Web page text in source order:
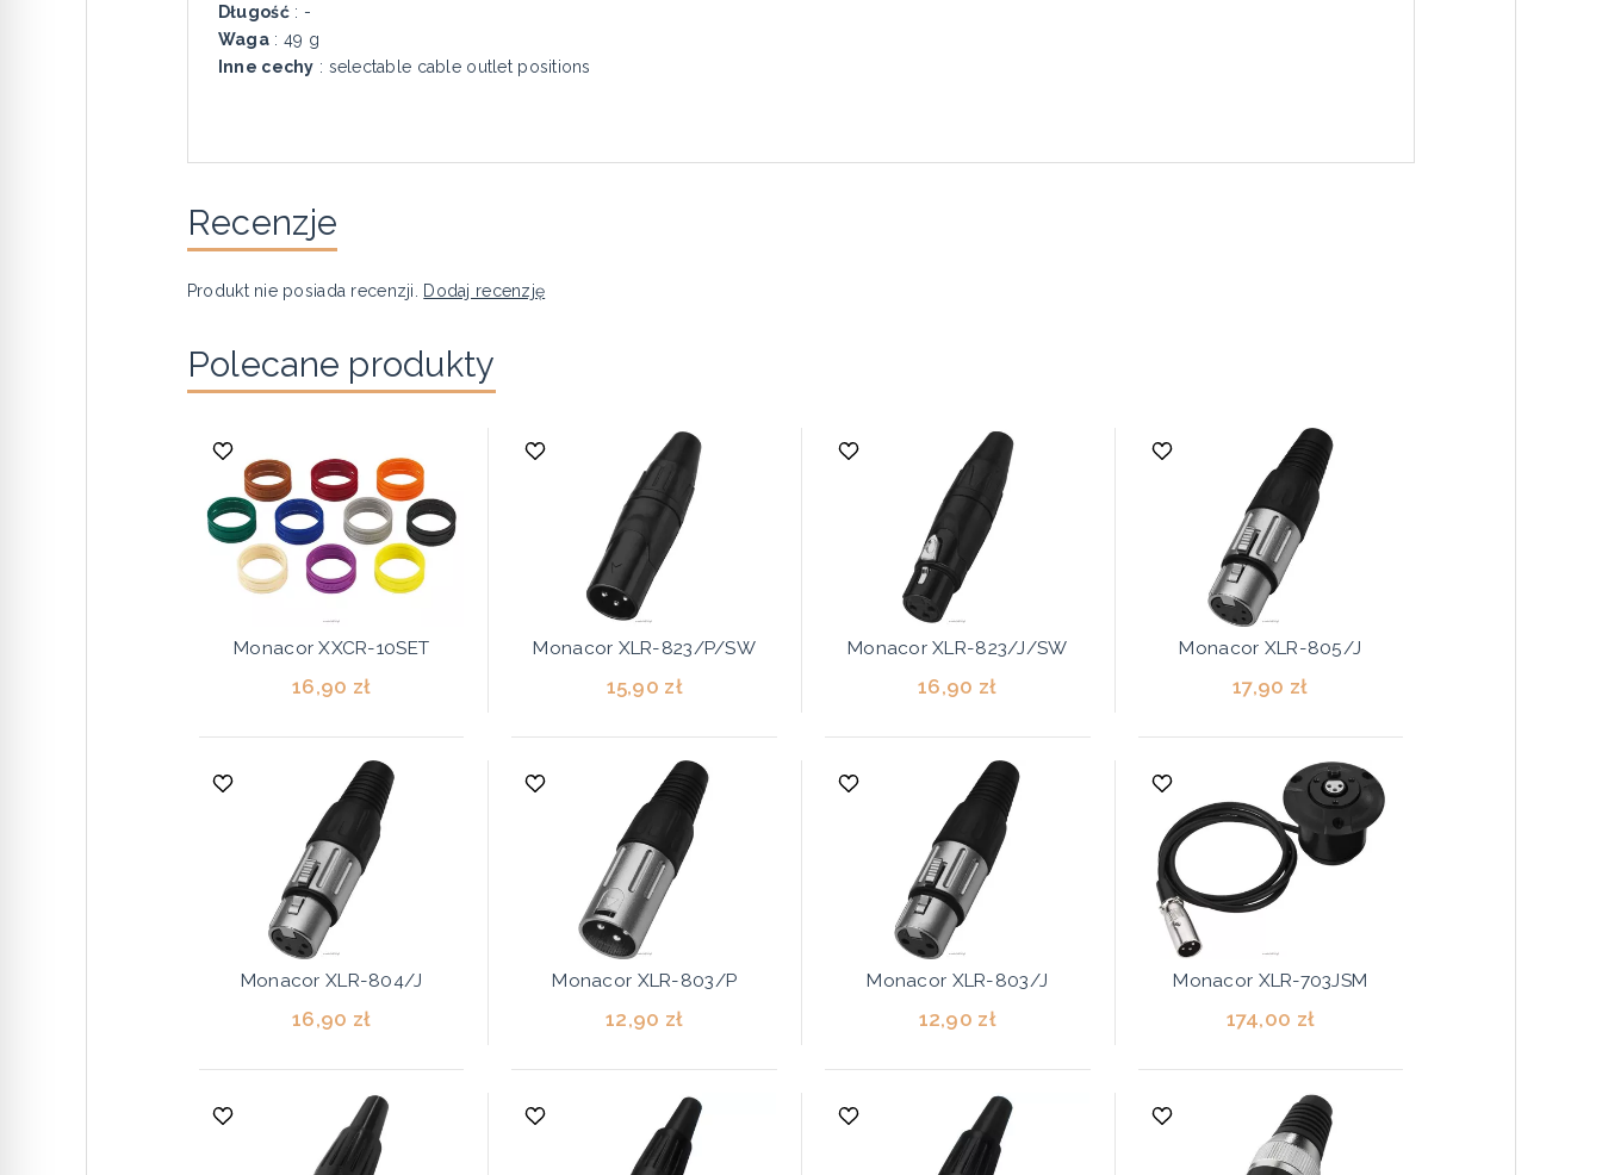
Długość: -
Waga: 49 g
Inne cechy : selectable cable outlet positions
Recenzje
Produkt nie posiada recenzji. Dodaj recenzję
Polecane produkty
Monacor XXCR-10SET
16,90 zł
Monacor XLR-823/P/SW
15,90 zł
Monacor XLR-823/J/SW
16,90 zł
Monacor XLR-805/J
17,90 zł
Monacor XLR-804/J
16,90 zł
Monacor XLR-803/P
12,90 zł
Monacor XLR-803/J
12,90 zł
Monacor XLR-703JSM
174,00 zł